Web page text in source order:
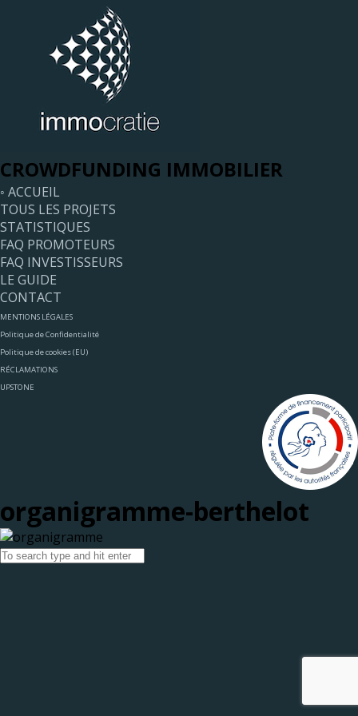
CROWDFUNDING IMMOBILIER
◦ ACCUEIL
TOUS LES PROJETS
STATISTIQUES
FAQ PROMOTEURS
FAQ INVESTISSEURS
LE GUIDE
CONTACT
MENTIONS LÉGALES
Politique de Confidentialité
Politique de cookies (EU)
RÉCLAMATIONS
UPSTONE
organigramme-berthelot